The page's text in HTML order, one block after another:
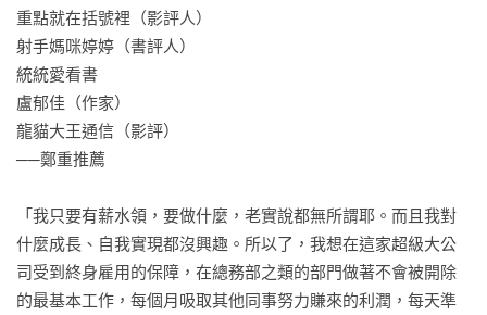
重點就在括號裡（影評人）
射手媽咪婷婷（書評人）
統統愛看書
盧郁佳（作家）
龍貓大王通信（影評）
──鄭重推薦
「我只要有薪水領，要做什麼，老實說都無所謂耶。而且我對
什麼成長、自我實現都沒興趣。所以了，我想在這家超級大公
司受到終身雇用的保障，在總務部之類的部門做著不會被開除
的最基本工作，每個月吸取其他同事努力賺來的利潤，每天準